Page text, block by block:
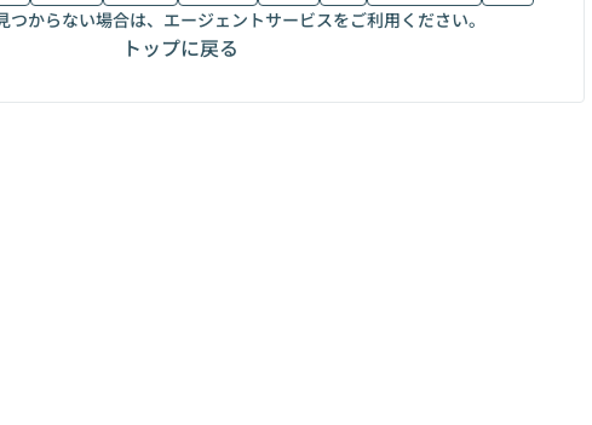
つからない場合は、エージェントサービスをご利用ください。
トップに戻る